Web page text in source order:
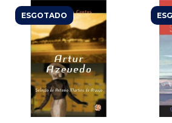
ESGOTADO